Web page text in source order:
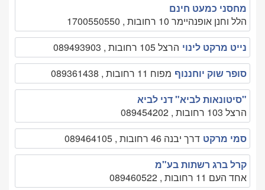
מחסני כמעט חינם
הלל וחנן אופנהיימר 10 רחובות , 1700550550
נייט מרקט לינוי הרצל 105 רחובות , 089493903
סופר שוק יוחננוף מפוח 11 רחובות , 089361438
"סיטונאות לביא" דני לביא
הרצל 103 רחובות , 089454202
סמי מרקט דרך יבנה 46 רחובות , 089464105
קרל ברג רשתות בע"מ
אחד העם 11 רחובות , 089460522